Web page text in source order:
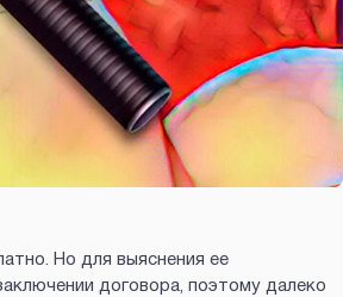
Но для выяснения ее
договора, поэтому далеко